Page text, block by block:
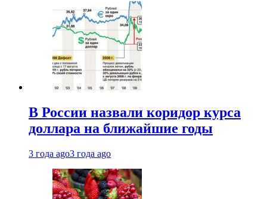
В России назвали коридор курса
доллара на ближайшие годы
3 года ago3 года ago